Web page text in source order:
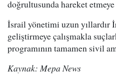
doğrultusunda hareket
İsrail yönetimi uzun yıllardır
geliştirmeye çalışmakla
programının tamamen sivil
Kaynak: Mepa News